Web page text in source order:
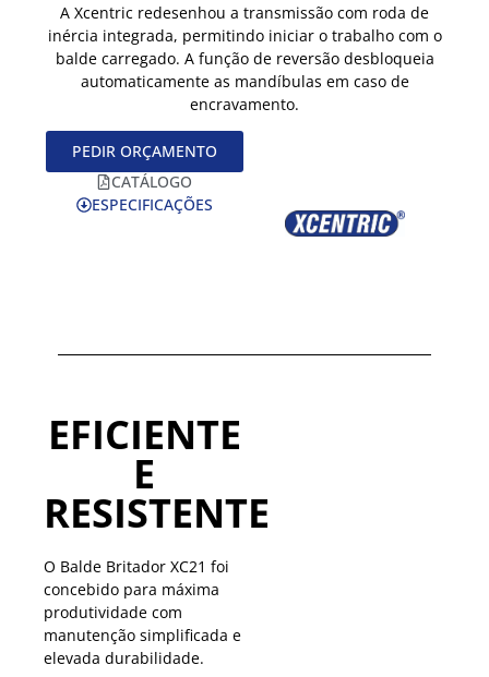
A Xcentric redesenhou a transmissão com roda de
inércia integrada, permitindo iniciar o trabalho com o
balde carregado. A função de reversão desbloqueia
automaticamente as mandíbulas em caso de
encravamento.
PEDIR ORÇAMENTO
CATÁLOGO
ESPECIFICAÇÕES
EFICIENTE
E
RESISTENTE
O Balde Britador XC21 foi
concebido para máxima
produtividade com
manutenção simplificada e
elevada durabilidade.